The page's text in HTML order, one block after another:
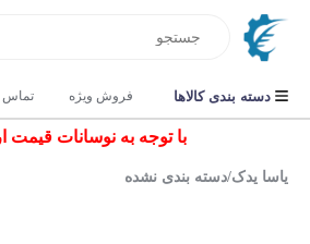
فروش ویژه تماس دسته بندی کالاها
با توجه به نوسانات قیمت
یاسا یدک/دسته بندی نشده